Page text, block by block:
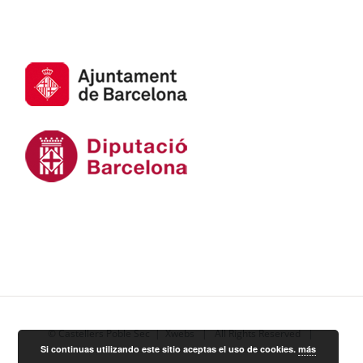
© Castellers Poble Sec |Xwebs| All Rights Reserved |
Si continuas utilizando este sitio aceptas el uso de cookies.más